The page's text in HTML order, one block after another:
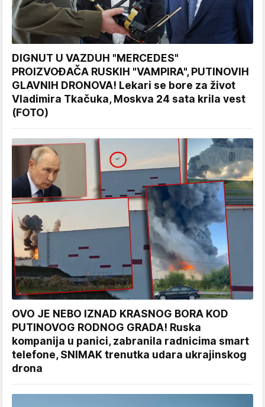
DIGNUT U VAZDUH "MERCEDES"
PROIZVOĐAČA RUSKIH "VAMPIRA", PUTINOVIH
GLAVNIH DRONOVA! Lekari se bore za život
Vladimira Tkačuka, Moskva 24 sata krila vest
(FOTO)
OVO JE NEBO IZNAD KRASNOG BORA KOD
PUTINOVOG RODNOG GRADA! Ruska
kompanija u panici, zabranila radnicima smart
telefone, SNIMAK trenutka udara ukrajinskog
drona